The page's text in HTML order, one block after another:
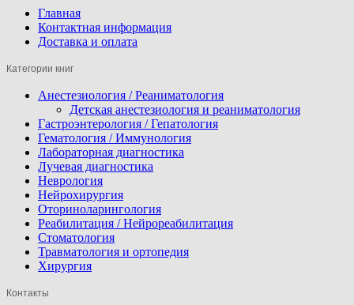
Главная
Контактная информация
Доставка и оплата
Категории книг
Анестезиология / Реаниматология
Детская анестезиология и реаниматология
Гастроэнтерология / Гепатология
Гематология / Иммунология
Лабораторная диагностика
Лучевая диагностика
Неврология
Нейрохирургия
Оториноларингология
Реабилитация / Нейрореабилитация
Стоматология
Травматология и ортопедия
Хирургия
Контакты